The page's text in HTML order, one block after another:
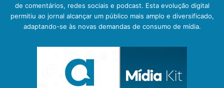
de comentários, redes sociais e podcast. Esta evolução digital
permitiu ao jornal alcançar um público mais amplo e diversificado,
adaptando-se às novas demandas de consumo de mídia.